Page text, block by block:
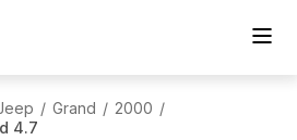
/ Grand / 2000 /
4.7